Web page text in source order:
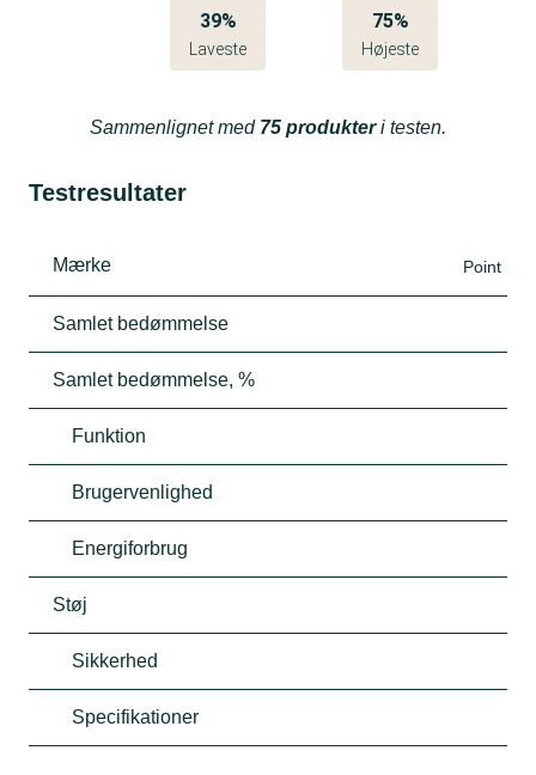
39%
Laveste
75%
Højeste
Sammenlignet med 75 produkteri testen.
Testresultater
Mærke Point
Samlet bedømmelse
Samlet bedømmelse, %
Funktion
Brugervenlighed
Energiforbrug
Støj
Sikkerhed
Specifikationer